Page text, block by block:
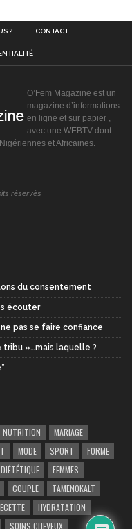
? CONTACT
O’Fem Magazine est un
magazine d’informations
en ligne et sur papier ,
avec une WEBTV dont
et Africaines.
réservés
du consentement
écouter
pas se faire confiance
tribu »…mais laquelle ?
NUTRITION
MARIAGE
MODE SPORT
FORME
DIÉTÉTIQUE
FEMMES
COUPLE
TAMENOKALT
HYDRATATION
SOINS CHEVEUX